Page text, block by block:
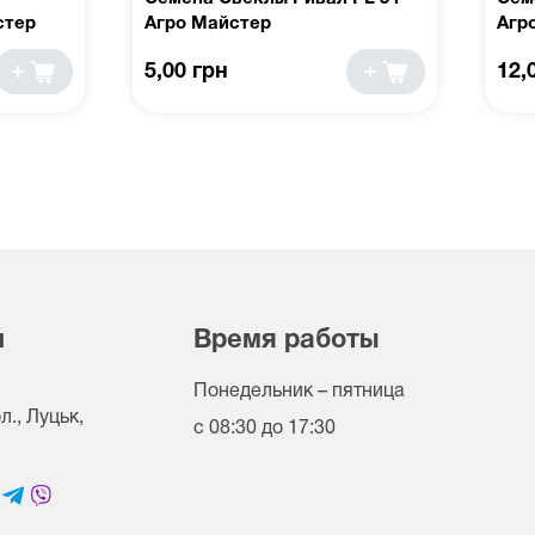
Агро Майстер
5,00 грн
Луцьк,
Время работы
Понедельник – пятница
с 08:30 до 17:30